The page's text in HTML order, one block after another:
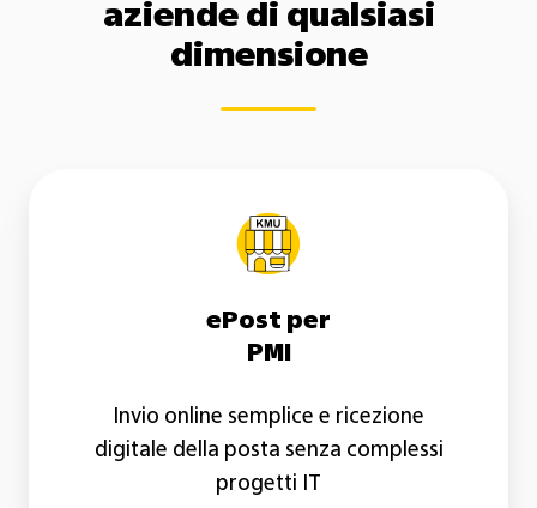
aziende di qualsiasi
dimensione
ePost per
PMI
Invio online semplice e ricezione
digitale della posta senza complessi
progetti IT
per
PMI